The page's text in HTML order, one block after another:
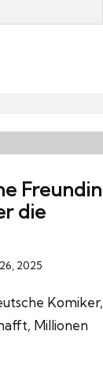
Freundin
die
2025
Komiker,
Millionen